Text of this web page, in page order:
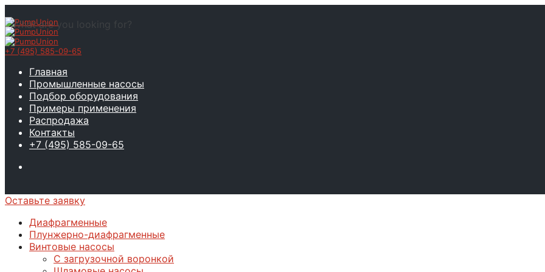
+7 (495) 585-09-65
Главная
Промышленные насосы
Подбор оборудования
Примеры применения
Распродажа
Контакты
+7 (495) 585-09-65
Оставьте заявку
Диафрагменные
Плунжерно-диафрагменные
Винтовые насосы
С загрузочной воронкой
What are you looking for?